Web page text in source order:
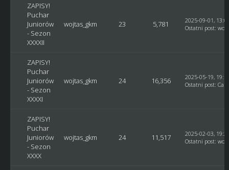
ZAPISY!
Puchar
Juniorów
- Sezon
XXXXII
wojtas_gkm 23 5,781
2025-09-01,
Ostatni post:
ZAPISY!
Puchar
Juniorów
- Sezon
XXXXI
wojtas_gkm 24 16,356
2025-05-19,
Ostatni post:
ZAPISY!
Puchar
Juniorów
- Sezon
XXXX
wojtas_gkm 24 11,517
2025-02-03,
Ostatni post: